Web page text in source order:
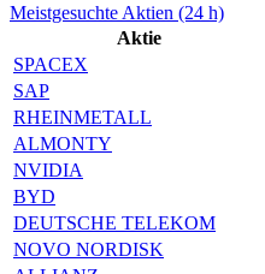
Meistgesuchte Aktien (24 h)
Aktie
SPACEX
SAP
RHEINMETALL
ALMONTY
NVIDIA
BYD
DEUTSCHE TELEKOM
NOVO NORDISK